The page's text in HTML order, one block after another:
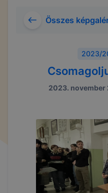
Összes
2023/
2023. november